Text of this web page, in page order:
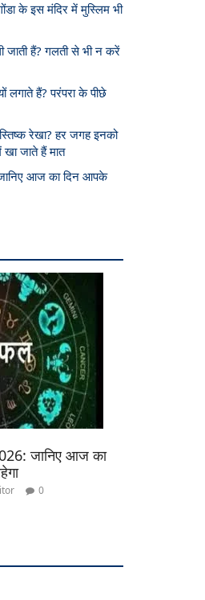
के इस मंदिर में मुस्लिम भी
जाती हैं? गलती से भी न करें
लगाते हैं? परंपरा के पीछे
रेखा? हर जगह इनको
जाते हैं मात
आज का दिन आपके
जानिए आज का
0